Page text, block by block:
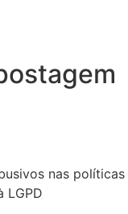
nas políticas
LGPD